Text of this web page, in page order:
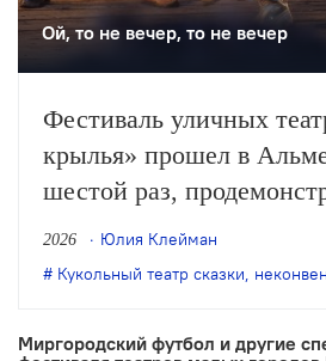
Ой, то не вечер, то не вечер
Фестиваль уличных
крылья» прошел в
шестой раз,
одной стороны, особое
выращенной фестивалем
тренды.
2026
Юлия Клейман
Кукольный театр сказки,
Миргородский футбол и другие